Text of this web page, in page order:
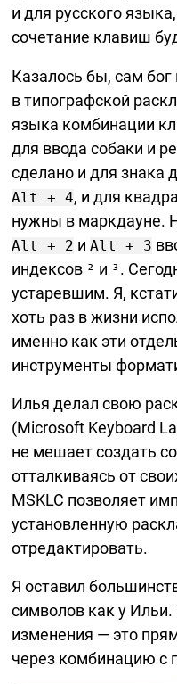
и для русского
сочетание клавиш
Казалось бы, сам бог
в типографской
языка комбинации
для ввода собаки и
сделано и для знака
Alt + 4, и для
нужны в маркдауне.
Alt + 2 иAlt + 3
индексов ² и ³.
устаревшим. Я,
хоть раз в жизни
именно как эти
инструменты
Илья делал свою
(Microsoft Keyboard
не мешает создать
отталкиваясь от
MSKLC позволяет
установленную
отредактировать.
Я оставил
символов как у
изменения — это
через комбинацию с